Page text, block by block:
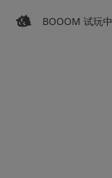
BOOOM 试玩中